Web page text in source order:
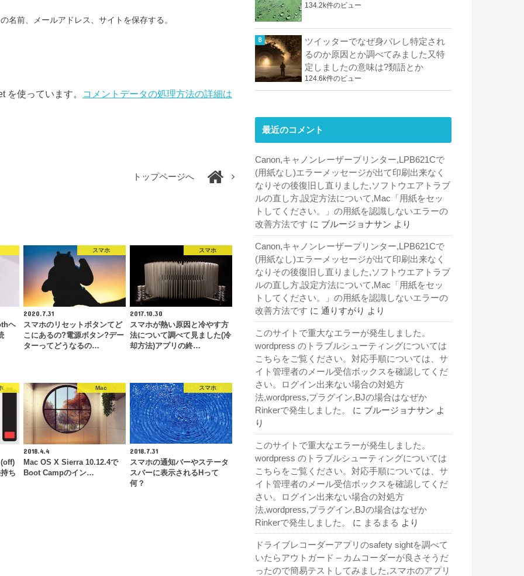
名前、メールアドレス、サイトを保存する。
を使っています。 コメントデータの処理方法の詳細は
トップページへ
ヘ
スマホ
2020.7.31
スマホのリセットボタンてど
こにあるの?電源ボタン?デー
ターってどうなるの…
スマホ
2017.10.30
スマホが熱い原因と冷やす方
法について調べて見ました(冷
却方法)アプリの終…
ち
Mac
2018.4.4
Mac OS X Sierra 10.12.4で
Boot Campのイン…
スマホ
2018.7.31
スマホの通知バーやステータ
スバーに表示されるHって
何？
134.2k件のビュー
ツイッターでなぜ身バレし特定され
るのか原因とか調べてみました又特
定しましたの意味は?類語とか
124.6k件のビュー
最近のコメント
Canon,キャノンレーザープリンター,LPB621Cで
(用紙なし)エラーメッセージが出て印刷出来なく
なりその後復旧し直りました,ソフトウエアトラブ
ルの直し方,設定方法について,Mac「用紙をセッ
トしてください。」の用紙を認識しないエラーの
改善方法です に ブルージョナサン より
Canon,キャノンレーザープリンター,LPB621Cで
(用紙なし)エラーメッセージが出て印刷出来なく
なりその後復旧し直りました,ソフトウエアトラブ
ルの直し方,設定方法について,Mac「用紙をセッ
トしてください。」の用紙を認識しないエラーの
改善方法です に 通りすがり より
このサイトで重大なエラーが発生しました。
wordpress のトラブルシューティングについては
こちらをご覧ください。対応手順については、サ
イト管理者のメール受信ボックスを確認してくだ
さい。ログイン出来ない場合の対処方
法,wordpress,プラグイン,BJの場合はなぜか
Rinkerで発生しました。
に ブルージョナサン よ
り
このサイトで重大なエラーが発生しました。
wordpress のトラブルシューティングについては
こちらをご覧ください。対応手順については、サ
イト管理者のメール受信ボックスを確認してくだ
さい。ログイン出来ない場合の対処方
法,wordpress,プラグイン,BJの場合はなぜか
Rinkerで発生しました。
に まるまる より
ドライブレコーダーアプリのsafety sightを調べて
いたらアウトガード – カムコーダーが良さそうだ
ったので簡易テストしてみました,スマホのアプリ